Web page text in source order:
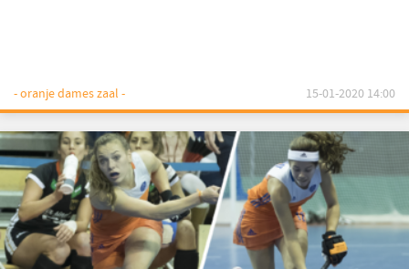
- oranje dames zaal - 15-01-2020 14:00